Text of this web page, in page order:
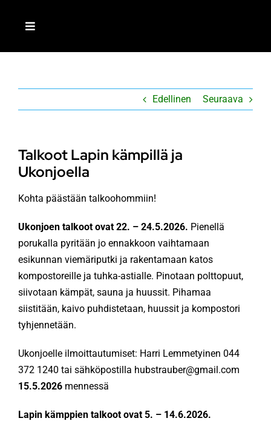
Toggle
AJANKOHTAISTA
TOIMINTA
RETKEILIJÄ-LEHTI
KÄMPÄT
ENG
Edellinen Seuraava
Talkoot Lapin kämpillä ja
Ukonjoella
Kohta päästään talkoohommiin!
Ukonjoen talkoot ovat 22. – 24.5.2026. Pienellä
porukalla pyritään jo ennakkoon vaihtamaan
esikunnan viemäriputki ja rakentamaan katos
kompostoreille ja tuhka-astialle. Pinotaan polttopuut,
siivotaan kämpät, sauna ja huussit. Pihamaa
siistitään, kaivo puhdistetaan, huussit ja kompostori
tyhjennetään.
Ukonjoelle ilmoittautumiset: Harri Lemmetyinen 044
372 1240 tai sähköpostilla hubstrauber@gmail.com
15.5.2026 mennessä
Lapin kämppien talkoot ovat 5. – 14.6.2026.